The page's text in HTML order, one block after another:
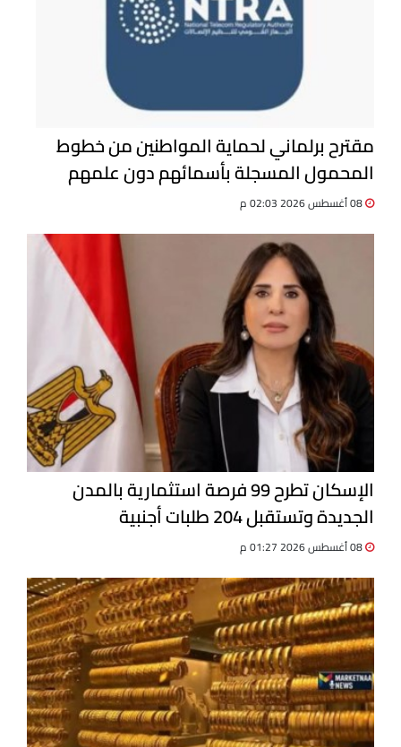
مقترح برلماني لحماية المواطنين من خطوط
المحمول المسجلة بأسمائهم دون علمهم
الإسكان تطرح 99 فرصة استثمارية بالمدن
الجديدة وتستقبل 204 طلبات أجنبية